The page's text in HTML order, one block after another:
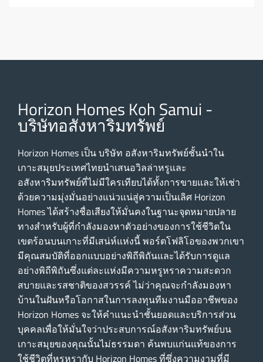
Horizon Homes Koh Samui -
บริษัทอสังหาริมทรัพย์
Horizon Homes เป็น บริษัท อสังหาริมทรัพย์ชั้นนําใน
เกาะสมุยประเทศไทยนําเสนอวิลล่าหรูและ
อสังหาริมทรัพย์ที่ไม่มีใครเทียบได้ทั้งการขายและให้เช่า
ด้วยความมุ่งมั่นอย่างแน่วแน่สู่ความเป็นเลิศ Horizon
Homes ได้สร้างชื่อเสียงให้มั่นคงในฐานะจุดหมายปลาย
ทางสําหรับผู้ที่กําลังมองหาตัวอย่างของการใช้ชีวิตใน
เขตร้อนบนเกาะที่มีเสน่ห์แห่งนี้ พอร์ตโฟลิโอของพวกเขา
มีคุณสมบัติที่ออกแบบอย่างพิถีพิถันและได้รับการดูแล
อย่างพิถีพิถันซึ่งแต่ละแห่งมีความหรูหราความสะดวก
สบายและรสชาติของสวรรค์ ไม่ว่าคุณจะกําลังมองหา
บ้านในฝันหรือโอกาสในการลงทุนทีมงานมืออาชีพของ
Horizon Homes จะให้คําแนะนําชั้นยอดและบริการส่วน
บุคคลเพื่อให้มั่นใจว่าประสบการณ์อสังหาริมทรัพย์บน
เกาะสมุยของคุณนั้นไม่ธรรมดา ค้นพบแก่นแท้ของการ
ใช้ชีวิตที่หรูหรากับ Horizon Homes ที่ซึ่งความงามที่มี